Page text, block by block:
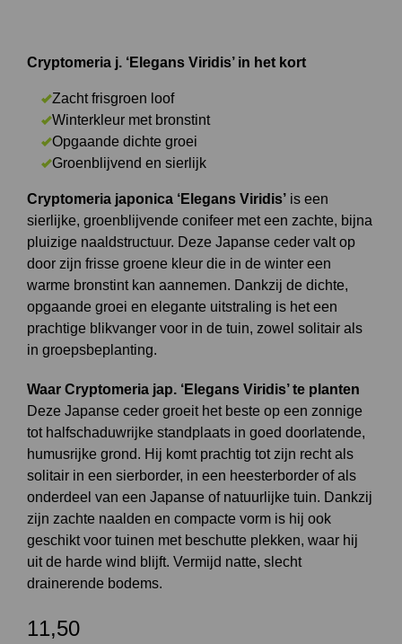
Cryptomeria j. ‘Elegans Viridis’ in het kort
Zacht frisgroen loof
Winterkleur met bronstint
Opgaande dichte groei
Groenblijvend en sierlijk
Cryptomeria japonica ‘Elegans Viridis’ is een
sierlijke, groenblijvende conifeer met een zachte, bijna
pluizige naaldstructuur. Deze Japanse ceder valt op
door zijn frisse groene kleur die in de winter een
warme bronstint kan aannemen. Dankzij de dichte,
opgaande groei en elegante uitstraling is het een
prachtige blikvanger voor in de tuin, zowel solitair als
in groepsbeplanting.
Waar Cryptomeria jap. ‘Elegans Viridis’ te planten
Deze Japanse ceder groeit het beste op een zonnige
tot halfschaduwrijke standplaats in goed doorlatende,
humusrijke grond. Hij komt prachtig tot zijn recht als
solitair in een sierborder, in een heesterborder of als
onderdeel van een Japanse of natuurlijke tuin. Dankzij
zijn zachte naalden en compacte vorm is hij ook
geschikt voor tuinen met beschutte plekken, waar hij
uit de harde wind blijft. Vermijd natte, slecht
drainerende bodems.
11,50